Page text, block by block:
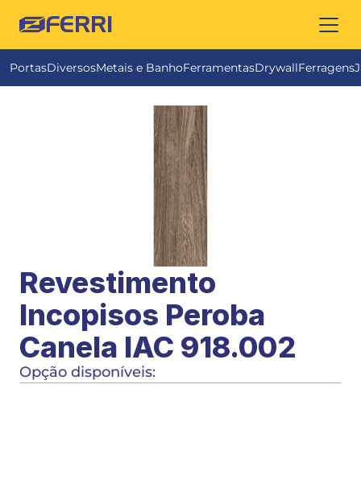
FERRI
PortasDiversosMetais e BanhoFerramentasDrywallFerragens
Revestimento
Incopisos Peroba
Canela IAC 918.002
Opção disponíveis: